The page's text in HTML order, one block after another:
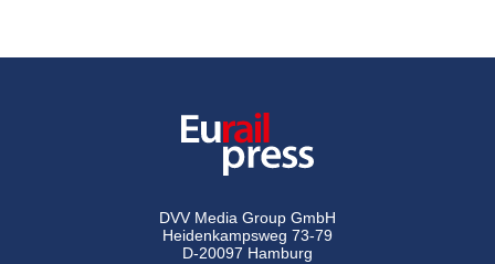
DVV Media Group GmbH
Heidenkampsweg 73-79
D-20097 Hamburg